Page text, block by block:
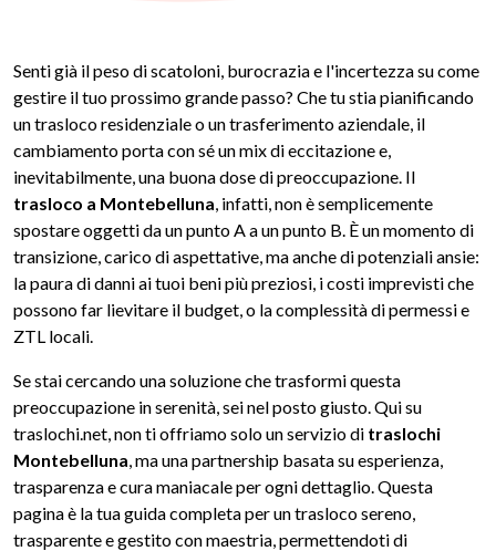
Senti già il peso di scatoloni, burocrazia e l'incertezza su come
gestire il tuo prossimo grande passo? Che tu stia pianificando
un trasloco residenziale o un trasferimento aziendale, il
cambiamento porta con sé un mix di eccitazione e,
inevitabilmente, una buona dose di preoccupazione. Il
trasloco a Montebelluna, infatti, non è semplicemente
spostare oggetti da un punto A a un punto B. È un momento di
transizione, carico di aspettative, ma anche di potenziali ansie:
la paura di danni ai tuoi beni più preziosi, i costi imprevisti che
possono far lievitare il budget, o la complessità di permessi e
ZTL locali.
Se stai cercando una soluzione che trasformi questa
preoccupazione in serenità, sei nel posto giusto. Qui su
traslochi.net, non ti offriamo solo un servizio di traslochi
Montebelluna, ma una partnership basata su esperienza,
trasparenza e cura maniacale per ogni dettaglio. Questa
pagina è la tua guida completa per un trasloco sereno,
trasparente e gestito con maestria, permettendoti di